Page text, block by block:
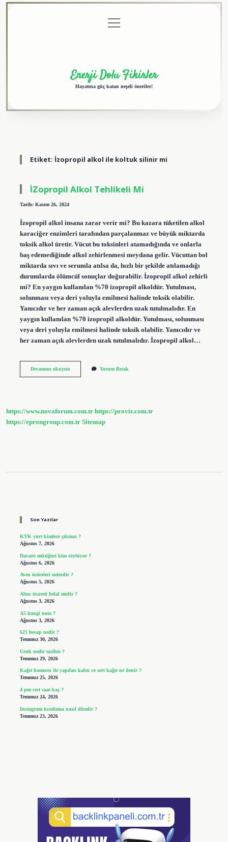
menüyü
aç
Enerji Dolu Fikirler
Hayatına güç katan neşeli öneriler!
Etiket: İzopropil alkol ile koltuk silinir mi
İZopropil Alkol Tehlikeli Mi
Tarih: Kasım 26, 2024
İzopropil alkol insana zarar verir mi? Bu kazara tüketilen alkol
karaciğer enzimleri tarafından parçalanmaz ve büyük miktarda
toksik alkol üretir. Vücut bu toksinleri atamadığında ve onlarla
baş edemediğinde alkol zehirlenmesi meydana gelir. Vücuttan bol
miktarda sıvı ve serumla atılsa da, hızlı bir şekilde atılamadığı
durumlarda ölümcül sonuçlar doğurabilir. İzopropil alkol zehirli
mi? En yaygın kullanılan %70 izopropil alkoldür. Yutulması,
solunması veya deri yoluyla emilmesi halinde toksik olabilir.
Yanıcıdır ve her zaman açık alevlerden uzak tutulmalıdır. En
yaygın kullanılan %70 izopropil alkoldür. Yutulması, solunması
veya deri yoluyla emilmesi halinde toksik olabilir. Yanıcıdır ve
her zaman açık alevlerden uzak tutulmalıdır. İzopropil alkol…
Devamını okuyunİZopropil
Yorum Bırak
https://www.novaforum.com.tr https://provir.com.tr
https://eprongroup.com.tr Sitemap
Son Yazılar
KYK yurt kimlere çıkmaz ?
Ağustos 7, 2026
Davaro müziğini kim söylüyor ?
Ağustos 6, 2026
Aven ürünleri nelerdir ?
Ağustos 5, 2026
Altın ticareti helal midir ?
Ağustos 3, 2026
A5 hangi nota ?
Ağustos 3, 2026
621 hesap nedir ?
Temmuz 30, 2026
Uruk nedir tarihte ?
Temmuz 29, 2026
Kağıt hamuru ile yapılan kalın ve sert kağıt ne denir ?
Temmuz 25, 2026
4 pm cest saat kaç ?
Temmuz 24, 2026
Instagram kısıtlama nasıl düzelir ?
Temmuz 23, 2026